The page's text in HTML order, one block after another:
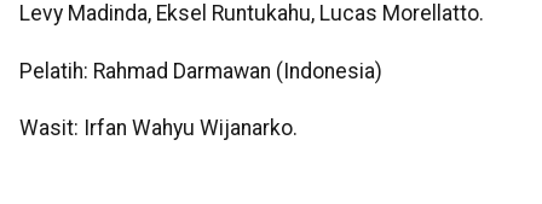
Levy Madinda, Eksel Runtukahu, Lucas Morellatto.
Pelatih: Rahmad Darmawan (Indonesia)
Wasit: Irfan Wahyu Wijanarko.